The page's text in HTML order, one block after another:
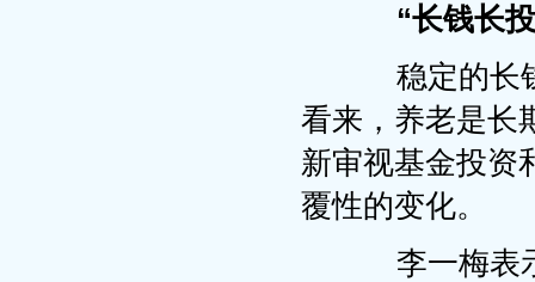
“长钱长
稳定的长钱
看来，养老是长
新审视基金投资
覆性的变化。
李一梅表示